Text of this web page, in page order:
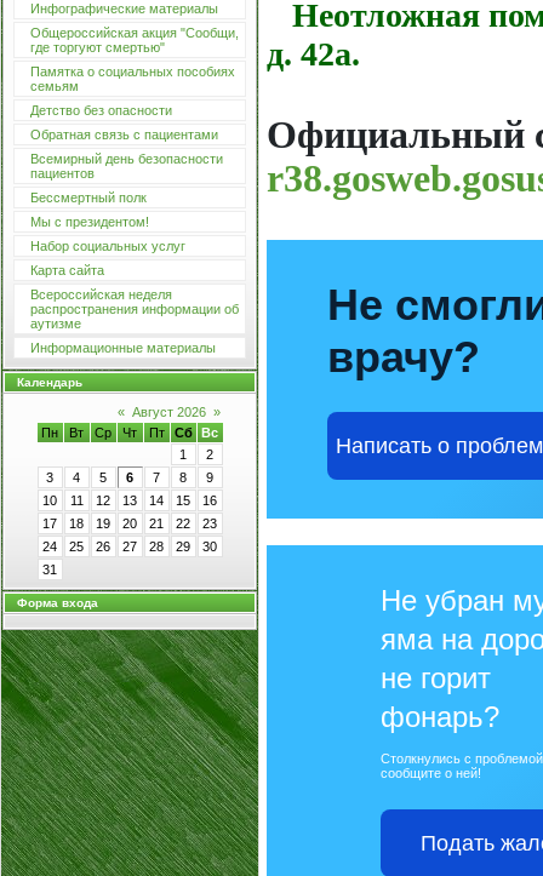
Инфографические материалы
Общероссийская акция "Сообщи,
где торгуют смертью"
Памятка о социальных пособиях
семьям
Детство без опасности
Обратная связь с пациентами
Всемирный день безопасности
пациентов
Бессмертный полк
Мы с президентом!
Набор социальных услуг
Карта сайта
Всероссийская неделя
распространения информации об
аутизме
Информационные материалы
Календарь
« Август 2026 »
Пн
Вт Ср Чт Пт Сб
Вс
1
2
3
4 5 6 7 8
9
10
11 12 13 14 15
16
17
18 19 20 21 22
23
24
25 26 27 28 29
30
31
Форма входа
Неотложная
д. 42а.
Официальный
Не
врачу?
Написать о
Не убран
яма на
не горит
фонарь?
Столкнулись с
сообщите о ней!
Подать